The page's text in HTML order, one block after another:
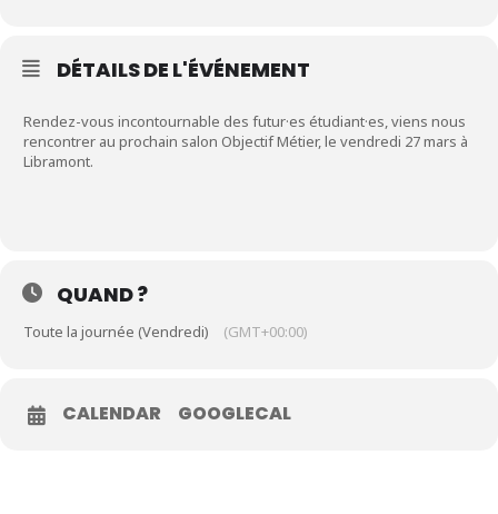
DÉTAILS DE L'ÉVÉNEMENT
Rendez-vous incontournable des futur·es étudiant·es, viens nous
rencontrer au prochain salon Objectif Métier, le vendredi 27 mars à
Libramont.
QUAND ?
Toute la journée (Vendredi) (GMT+00:00)
CALENDAR GOOGLECAL